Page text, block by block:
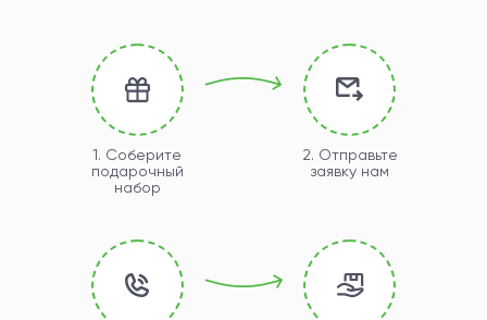
1. Соберите
подарочный
набор
2. Отправьте
заявку нам